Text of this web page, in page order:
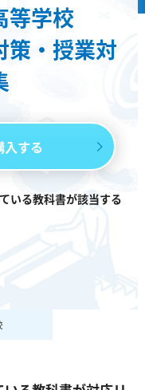
等学校
策・授業対
入する
いる教科書が該当する